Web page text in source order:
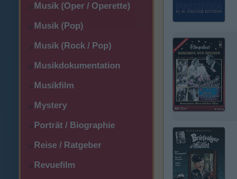
>Musik (Oper / Operette)
>Musik (Pop)
>Musik (Rock / Pop)
>Musikdokumentation
>Musikfilm
>Mystery
>Porträt / Biographie
>Reise / Ratgeber
>Revuefilm